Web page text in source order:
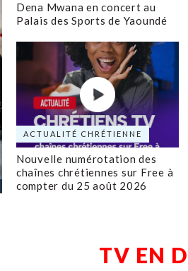
Dena Mwana en concert au
Palais des Sports de Yaoundé
ACTUALITÉ CHRÉTIENNE
Nouvelle numérotation des
chaînes chrétiennes sur Free à
compter du 25 août 2026
TV EN